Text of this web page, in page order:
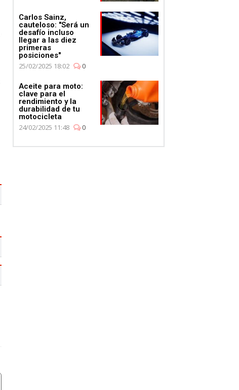
Carlos Sainz,
cauteloso: "Será un
desafío incluso
llegar a las diez
primeras
posiciones"
25/02/2025 18:02
0
Aceite para moto:
clave para el
rendimiento y la
durabilidad de tu
motocicleta
24/02/2025 11:48
0